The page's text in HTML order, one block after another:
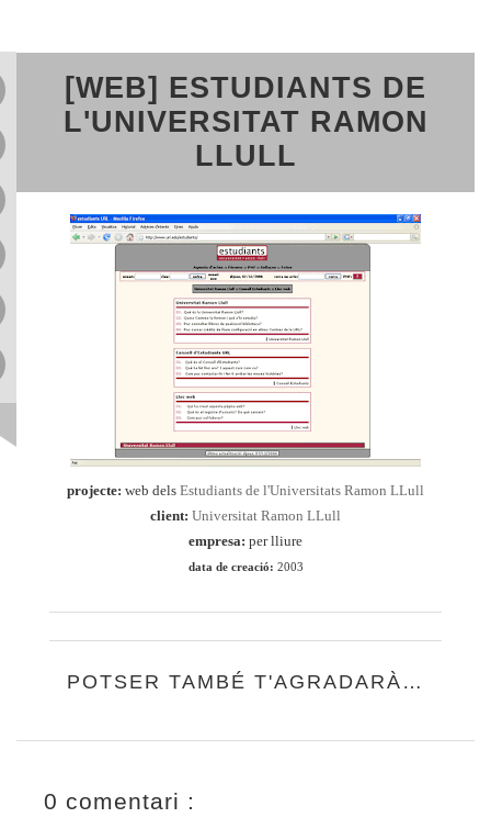
[WEB] ESTUDIANTS DE
L'UNIVERSITAT RAMON
LLULL
projecte: web dels Estudiants de l'Universitats Ramon LLull
client: Universitat Ramon LLull
empresa: per lliure
data de creació: 2003
POTSER TAMBÉ T'AGRADARÀ…
0 comentari :